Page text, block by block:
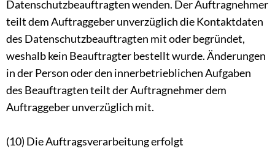
Datenschutzbeauftragten wenden. Der Auftragnehmer
teilt dem Auftraggeber unverzüglich die Kontaktdaten
des Datenschutzbeauftragten mit oder begründet,
weshalb kein Beauftragter bestellt wurde. Änderungen
in der Person oder den innerbetrieblichen Aufgaben
des Beauftragten teilt der Auftragnehmer dem
Auftraggeber unverzüglich mit.
(10) Die Auftragsverarbeitung erfolgt